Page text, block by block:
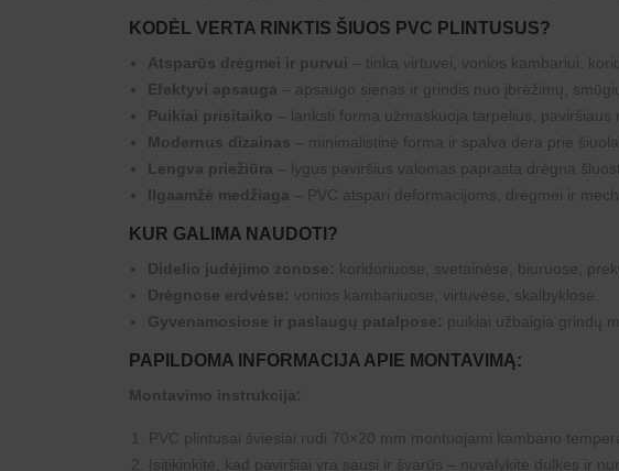
KODĖL VERTA RINKTIS ŠIUOS PVC PLINTUSUS?
Atsparūs drėgmei ir purvui – tinka virtuvei, vonios kambariui,
Efektyvi apsauga – apsaugo sienas ir grindis nuo įbrėžimų,
Puikiai prisitaiko – lanksti forma užmaskuoja tarpelius, paviršiaus
Modernus dizainas – minimalistinė forma ir spalva dera prie
Lengva priežiūra – lygus paviršius valomas paprasta drėgna
Ilgaamžė medžiaga – PVC atspari deformacijoms, drėgmei ir
KUR GALIMA NAUDOTI?
Didelio judėjimo zonose: koridoriuose, svetainėse, biuruose,
Drėgnose erdvėse: vonios kambariuose, virtuvėse, skalbyklose.
Gyvenamosiose ir paslaugų patalpose: puikiai užbaigia grindų
PAPILDOMA INFORMACIJA APIE MONTAVIMĄ:
Montavimo instrukcija:
PVC plintusai šviesiai rudi 70×20 mm montuojami kambario
Įsitikinkite, kad paviršiai yra sausi ir švarūs – nuvalykite dulkes ir